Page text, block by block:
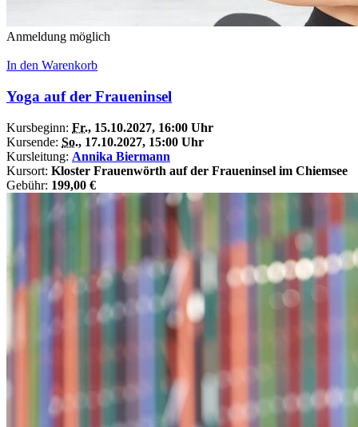
Anmeldung möglich
In den Warenkorb
Yoga auf der Fraueninsel
Kursbeginn: Fr., 15.10.2027, 16:00 Uhr
Kursende: So., 17.10.2027, 15:00 Uhr
Kursleitung: Annika Biermann
Kursort: Kloster Frauenwörth auf der Fraueninsel im Chiemsee
Gebühr: 199,00 €